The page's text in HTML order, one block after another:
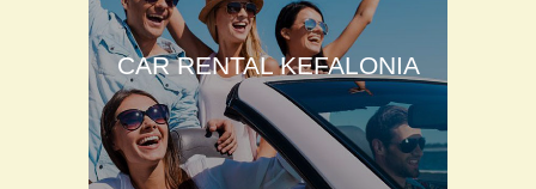
CAR RENTAL KEFALONIA